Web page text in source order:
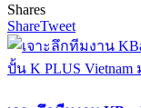
Shares
ShareTweet